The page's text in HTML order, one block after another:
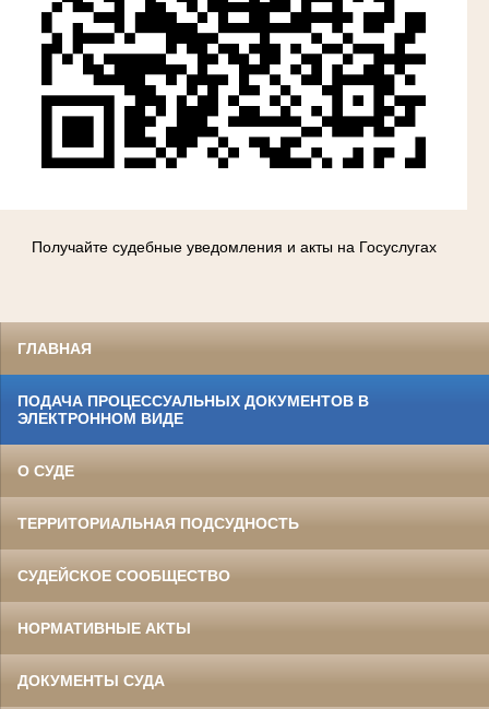
Получайте судебные уведомления и акты на Госуслугах
ГЛАВНАЯ
ПОДАЧА ПРОЦЕССУАЛЬНЫХ ДОКУМЕНТОВ В
ЭЛЕКТРОННОМ ВИДЕ
О СУДЕ
ТЕРРИТОРИАЛЬНАЯ ПОДСУДНОСТЬ
СУДЕЙСКОЕ СООБЩЕСТВО
НОРМАТИВНЫЕ АКТЫ
ДОКУМЕНТЫ СУДА